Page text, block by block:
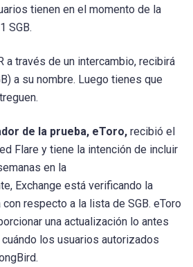
tienen en el momento de la
SGB.
a través de un intercambio, recibirá
a su nombre. Luego tienes que
de la prueba, eToro, recibió el
Flare y tiene la intención de incluir
en la
Exchange está verificando la
respecto a la lista de SGB. eToro
una actualización lo antes
los usuarios autorizados